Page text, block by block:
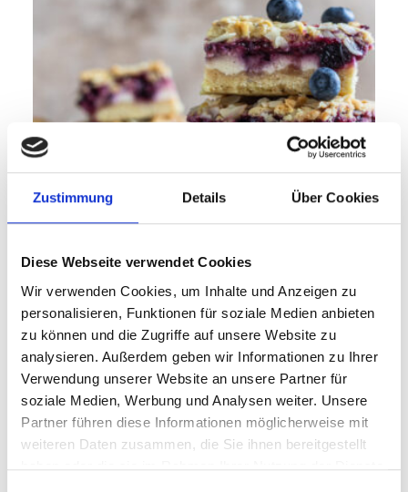
Zustimmung Details Über Cookies
Diese Webseite verwendet Cookies
Wir verwenden Cookies, um Inhalte und Anzeigen zu
personalisieren, Funktionen für soziale Medien anbieten
zu können und die Zugriffe auf unsere Website zu
analysieren. Außerdem geben wir Informationen zu Ihrer
Verwendung unserer Website an unsere Partner für
soziale Medien, Werbung und Analysen weiter. Unsere
Partner führen diese Informationen möglicherweise mit
weiteren Daten zusammen, die Sie ihnen bereitgestellt
45 min Fortgeschritten
Marmeladen-Streuselkuchen